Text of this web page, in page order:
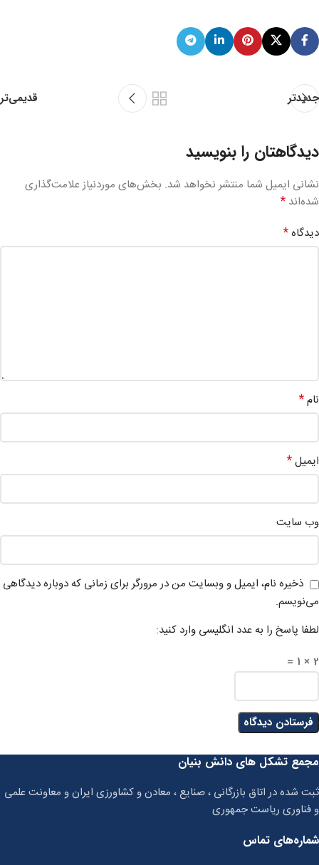
جدیدتر قدیمی‌تر
دیدگاهتان را بنویسید
نشانی ایمیل شما منتشر نخواهد شد. بخش‌های موردنیاز علامت‌گذاری
شده‌اند *
دیدگاه*
نام*
ایمیل*
وب‌ سایت
ذخیره نام، ایمیل و وبسایت من در مرورگر برای زمانی که دوباره دیدگاهی
می‌نویسم.
لطفا پاسخ را به عدد انگلیسی وارد کنید:
2 × 1 =
مجمع تشکل های دانش بنیان
ثبت شده در اتاق بازرگانی ، صنایع ، معادن و کشاورزی ایران و معاونت علمی
و فناوری ریاست جمهوری
شماره‌های تماس